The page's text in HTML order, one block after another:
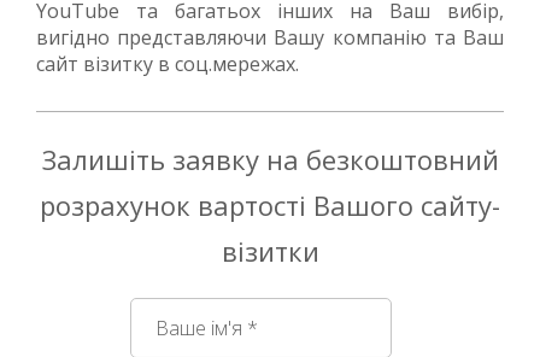
YouTube та багатьох інших на Ваш вибір,
вигідно представляючи Вашу компанію та Ваш
сайт візитку в соц.мережах.
Залишіть заявку на безкоштовний
розрахунок вартості Вашого сайту-
візитки